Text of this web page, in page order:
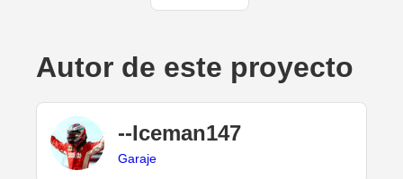
Autor de este proyecto
--Iceman147
Garaje